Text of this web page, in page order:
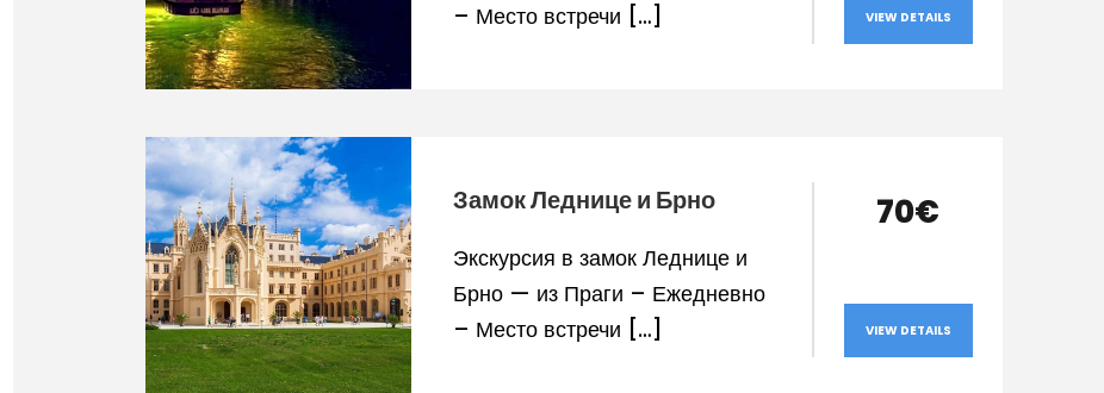
– Место встречи […]
VIEW DETAILS
Замок Леднице и Брно
Экскурсия в замок Леднице и
Брно — из Праги – Ежедневно
– Место встречи […]
70€
VIEW DETAILS